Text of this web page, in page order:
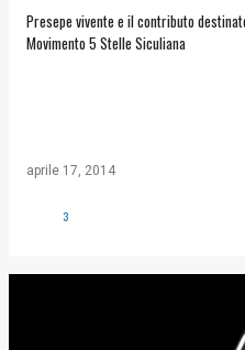
Presepe vivente e il contributo
Movimento 5 Stelle Siculiana
aprile 17, 2014
3